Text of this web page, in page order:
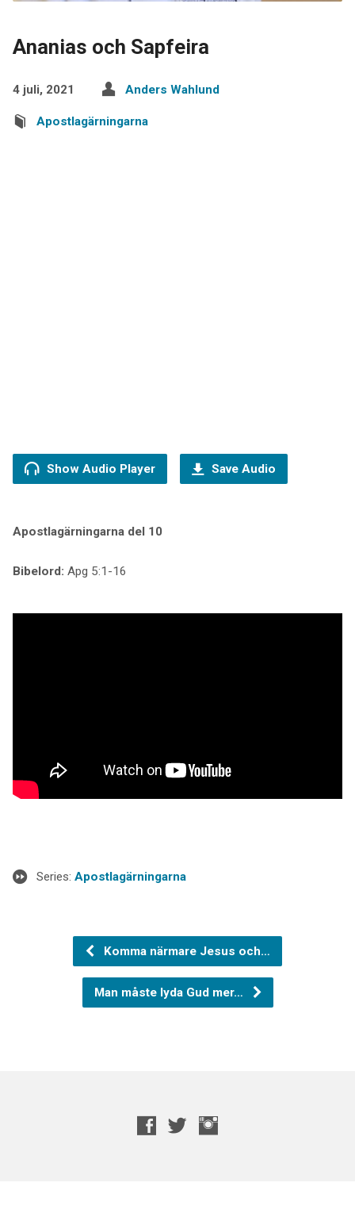
Ananias och Sapfeira
4 juli, 2021 Anders Wahlund
Apostlagärningarna
Show Audio Player Save Audio
Apostlagärningarna del 10
Bibelord: Apg 5:1-16
Series: Apostlagärningarna
Komma närmare Jesus och…
Man måste lyda Gud mer…